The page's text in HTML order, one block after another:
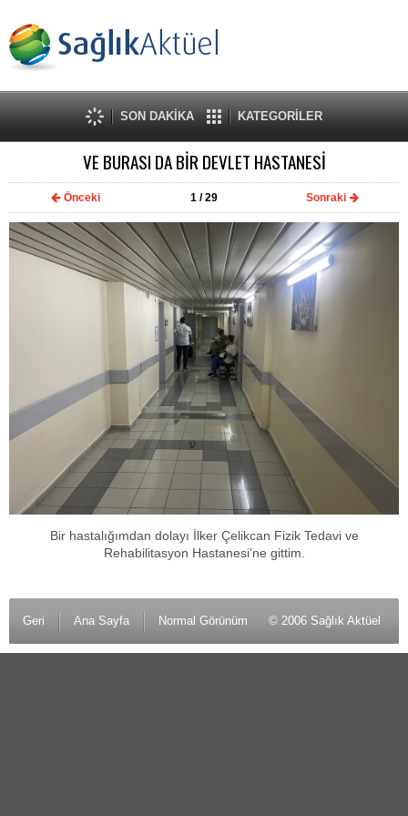
SON DAKİKA KATEGORİLER
VE BURASI DA BİR DEVLET HASTANESİ
Önceki 1/ 29 Sonraki
Bir hastalığımdan dolayı İlker Çelikcan Fizik Tedavi ve
Rehabilitasyon Hastanesi’ne gittim.
Geri Ana Sayfa Normal Görünüm © 2006 Sağlık Aktüel